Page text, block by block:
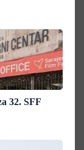
32. SFF